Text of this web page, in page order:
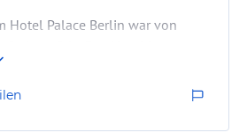
Hotel Palace Berlin war von
eingerichtet und bietet einen
Komfort.
ein besonderes Lob: eine